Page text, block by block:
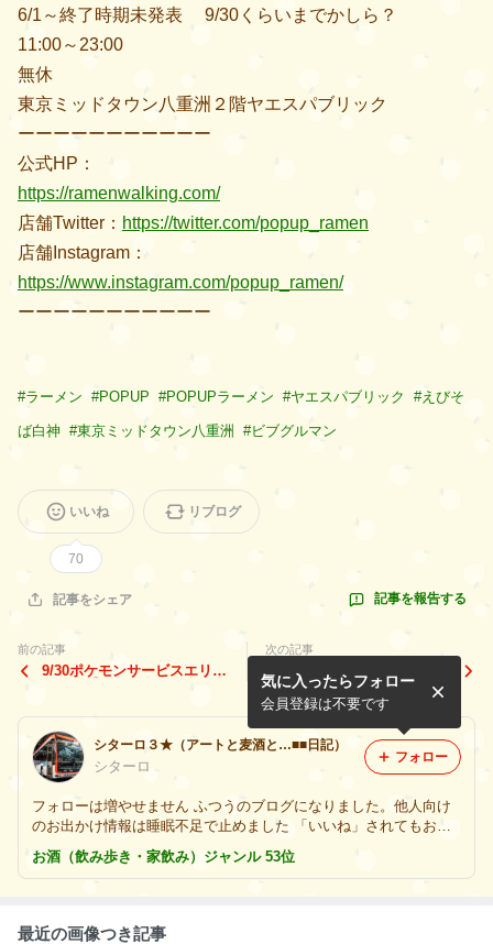
6/1～終了時期未発表 9/30くらいまでかしら？
11:00～23:00
無休
東京ミッドタウン八重洲２階ヤエスパブリック
ーーーーーーーーーーー
公式HP：
https://ramenwalking.com/
店舗Twitter： https://twitter.com/popup_ramen
店舗Instagram：
https://www.instagram.com/popup_ramen/
ーーーーーーーーーーー
#ラーメン #POPUP #POPUPラーメン #ヤエスパブリック #えびそ
ば白神 #東京ミッドタウン八重洲 #ビブグルマン
いいね
70
リブログ
記事をシェア 記事を報告する
前の記事
9/30ポケモンサービスエリア
所】
次の記事
10/2マツダオリジナルトミカ
【10/3～10/4◆富士スピード
ウェイ】
シターロ３★（アートと麦酒と…■■日記）
シターロ
フォローは増やせません ふつうのブログになりました。他人向け
のお出かけ情報は睡眠不足で止めました 「いいね」されてもお返
しは出来きません。 時々ビール 時々アート鑑賞 トミカ収集再燃
アラ還に片足→前厄中
気に入ったらフォロー
会員登録は不要です
フォロー
お酒（飲み歩き・家飲み）ジャンル 53位
最近の画像つき記事